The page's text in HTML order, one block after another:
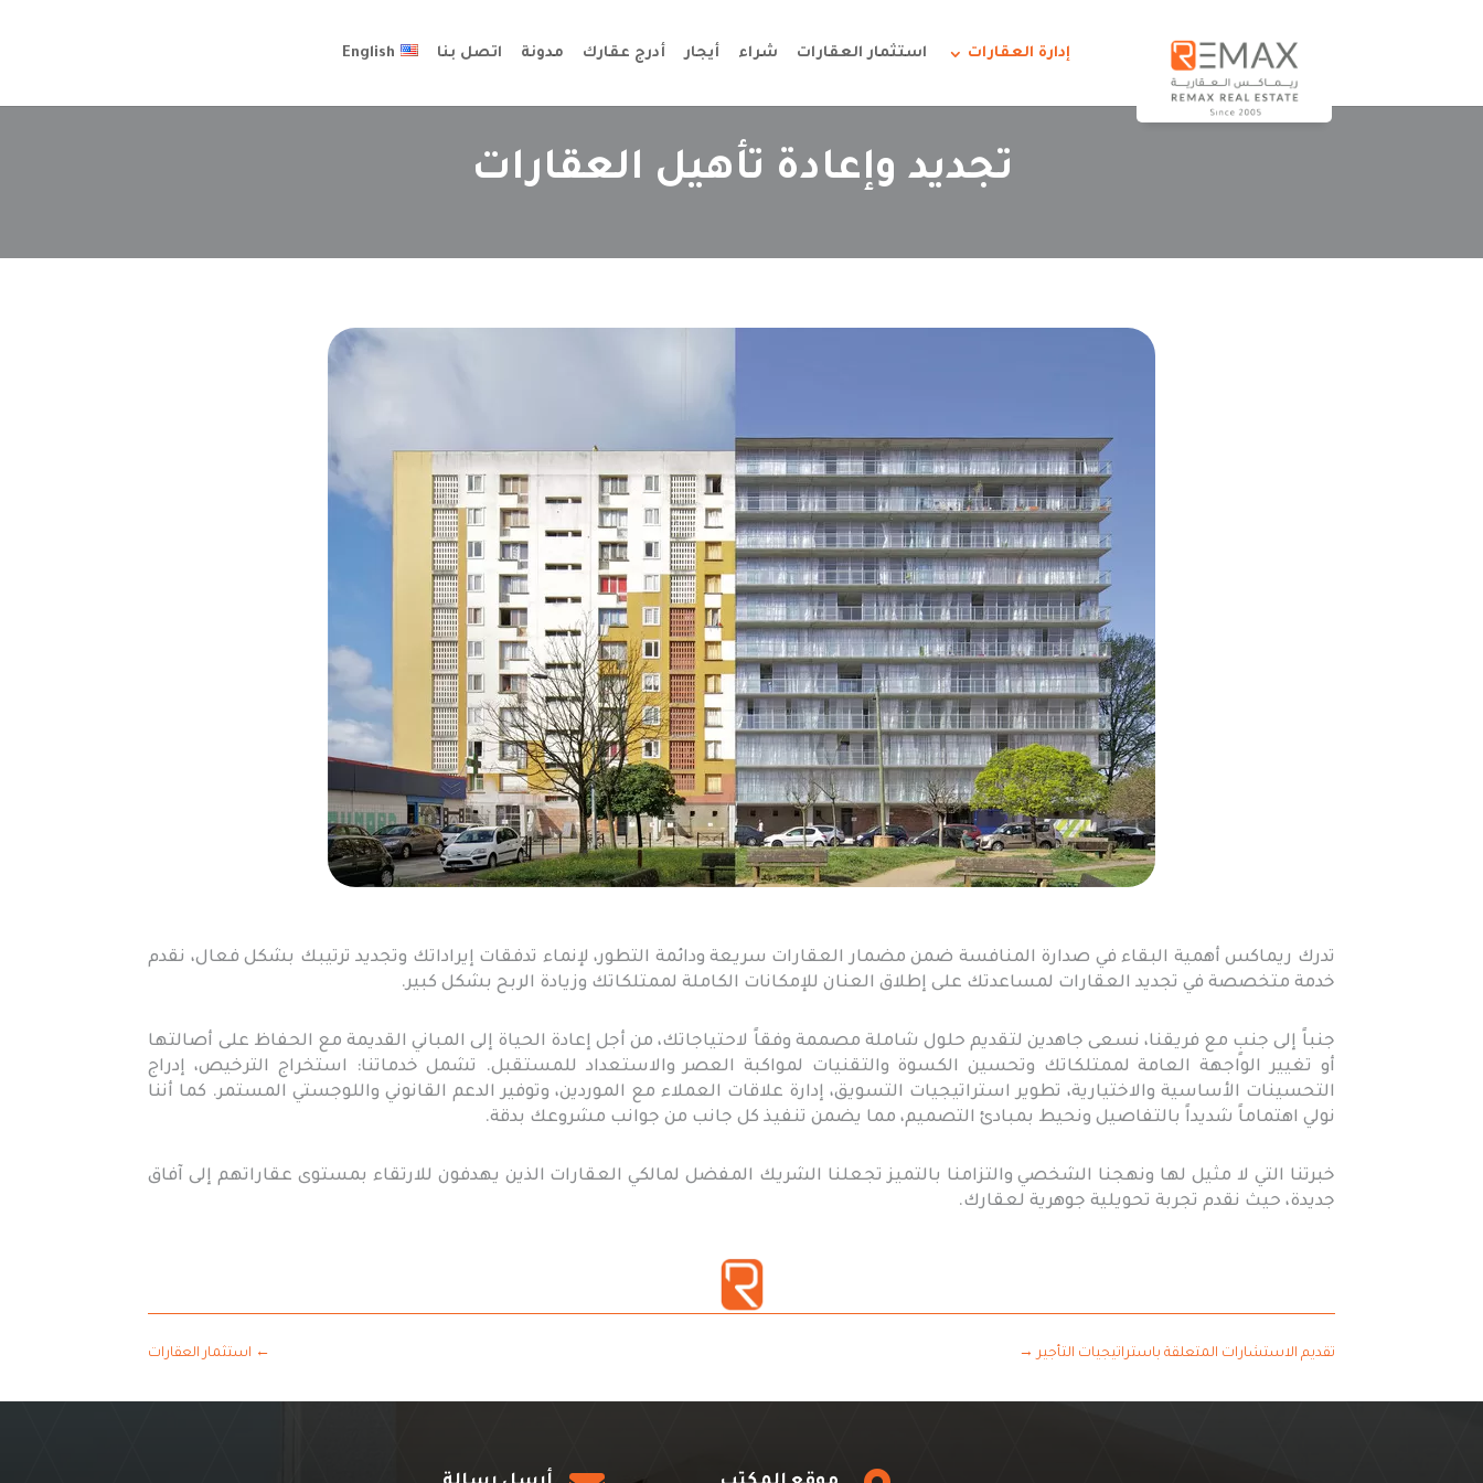
إدارة العقارات استثمار العقارات شراء أيجار أدرج عقارك مدونة اتصل بنا English
تجديد وإعادة تأهيل العقارات
تدرك ريماكس أهمية البقاء في صدارة المنافسة ضمن مضمار العقارات سريعة ودائمة التطور، لإنماء تدفقات إيراداتك وتجديد ترتيبك بشكل فعال، نقدم
خدمة متخصصة في تجديد العقارات لمساعدتك على إطلاق العنان للإمكانات الكاملة لممتلكاتك وزيادة الربح بشكل كبير.
جنباً إلى جنبٍ مع فريقنا، نسعى جاهدين لتقديم حلول شاملة مصممة وفقاً لاحتياجاتك، من أجل إعادة الحياة إلى المباني القديمة مع الحفاظ على أصالتها
أو تغيير الواجهة العامة لممتلكاتك وتحسين الكسوة والتقنيات لمواكبة العصر والاستعداد للمستقبل. تشمل خدماتنا: استخراج الترخيص، إدراج
التحسينات الأساسية والاختيارية، تطوير استراتيجيات التسويق، إدارة علاقات العملاء مع الموردين، وتوفير الدعم القانوني واللوجستي المستمر. كما أننا
نولي اهتماماً شديداً بالتفاصيل ونحيط بمبادئ التصميم، مما يضمن تنفيذ كل جانب من جوانب مشروعك بدقة.
خبرتنا التي لا مثيل لها ونهجنا الشخصي والتزامنا بالتميز تجعلنا الشريك المفضل لمالكي العقارات الذين يهدفون للارتقاء بمستوى عقاراتهم إلى آفاق
جديدة، حيث نقدم تجربة تحويلية جوهرية لعقارك.
← استثمار العقارات تقديم الاستشارات المتعلقة باستراتيجيات التأجير→